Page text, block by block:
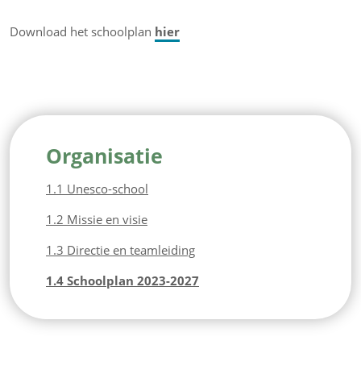
Download het schoolplan hier
Organisatie
1.1 Unesco-school
1.2 Missie en visie
1.3 Directie en teamleiding
1.4 Schoolplan 2023-2027